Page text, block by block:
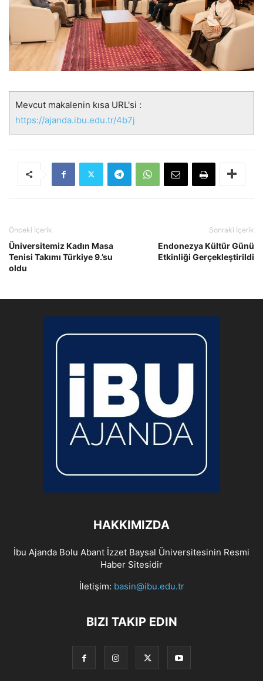
Mevcut makalenin kısa URL'si :
https://ajanda.ibu.edu.tr/4b7j
Önceki İçerik
Üniversitemiz Kadın Masa
Tenisi Takımı Türkiye 9.’su
oldu
Sonraki İçerik
Endonezya Kültür Günü
Etkinliği Gerçekleştirildi
HAKKIMIZDA
İbu Ajanda Bolu Abant İzzet Baysal Üniversitesinin Resmi
Haber Sitesidir
İletişim: basin@ibu.edu.tr
BIZI TAKIP EDIN